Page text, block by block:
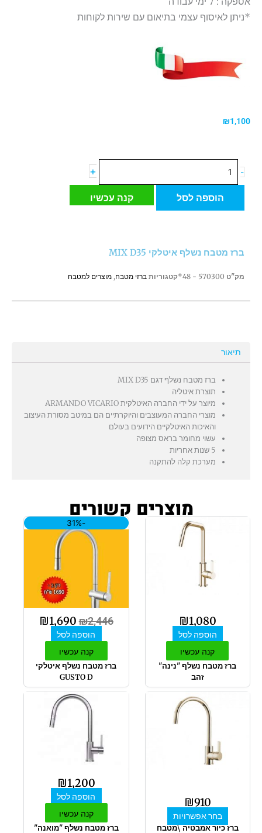
*ניתן לאיסוף עצמי בתיאום עם שירות לקוחות
₪1,100
-
של
מטבח
D35
+
הוספה לסל קנה עכשיו
ברז מטבח נשלף איטלקי MIX D35
מק"ט 570300 - 48* קטגוריות ברזי מטבח, מוצרים למטבח
תיאור
ברז מטבח נשלף דגם MIX D35
תוצרת איטליה
מיוצר על ידי החברה האיטלקית ARMANDO VICARIO
מוצרי החברה המעוצבים והיוקרתיים הם במיטב מסורת העיצוב
והאיכות האיטלקיים הידועים בעולם
עשוי מחומר בראס מצופה
5 שנות אחריות
מערכת קלה להתקנה
מוצרים קשורים
₪1,080
הוספה לסל
קנה עכשיו
ברז מטבח נשלף "נינה"
זהב
-31%
₪2,446
המחיר
המקורי
היה:
₪2,446.
₪1,690
המחיר
הוספה לסל
קנה עכשיו
ברז מטבח נשלף איטלקי
GUSTO D
₪910
בחר אפשרויות
למוצר
האפשרויות
בעמוד
המוצר
ברז כיור אמבטיה \מטבח
₪1,200
הוספה לסל
קנה עכשיו
ברז מטבח נשלף "מואנה"